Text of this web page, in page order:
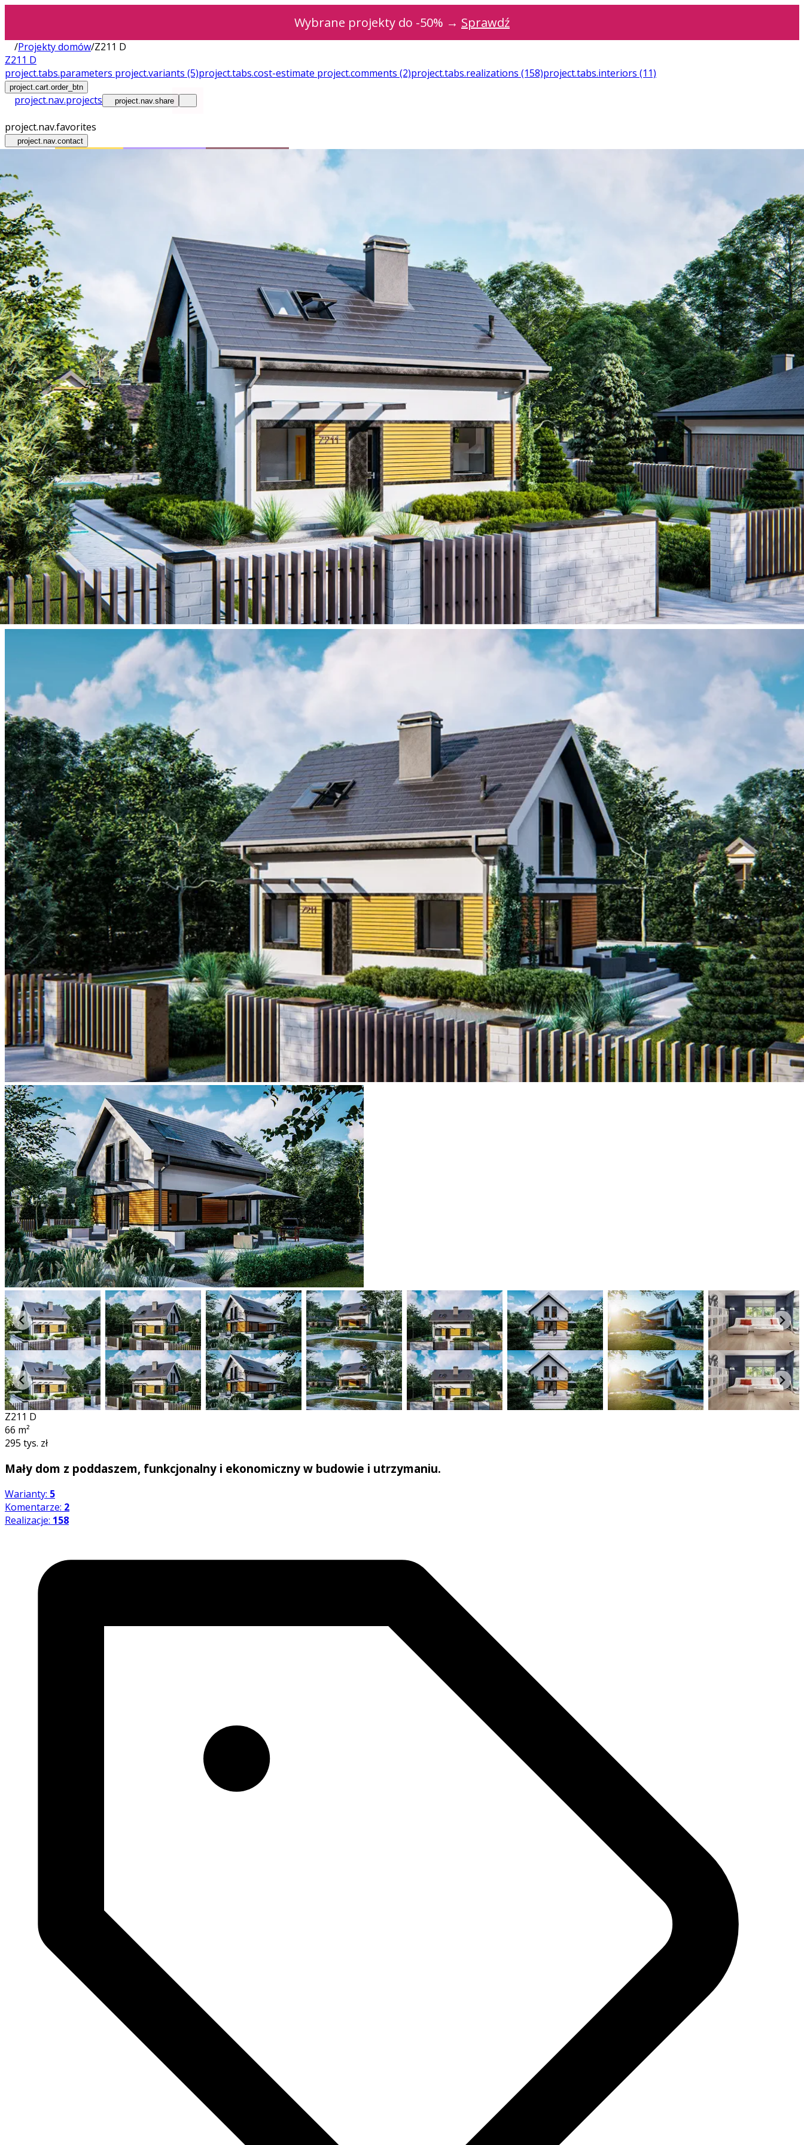
Wybrane projekty do -50% → Sprawdź
/Projekty domów/Z211 D
Z211 D
project.tabs.parameters project.variants (5)project.tabs.cost-estimate project.comments (2)project.tabs.realizations (158)project.tabs.interiors (11)
project.cart.order_btn
project.nav.projects project.nav.share
project.nav.favorites
project.nav.contact
Wersja drewniana
Z211 D
66 m²
295 tys. zł
Mały dom z poddaszem, funkcjonalny i ekonomiczny w budowie i utrzymaniu.
Warianty: 5
Komentarze: 2
Realizacje: 158